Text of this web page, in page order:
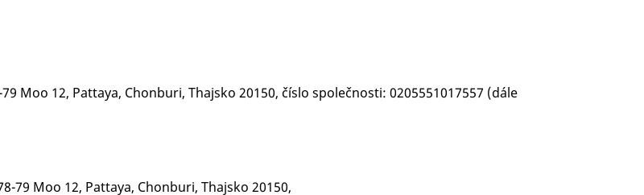
Moo 12, Pattaya, Chonburi, Thajsko 20150, číslo společnosti: 0205551017557 (dále
79 Moo 12, Pattaya, Chonburi, Thajsko 20150,